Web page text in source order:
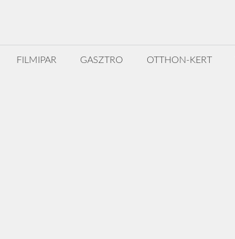
FILMIPAR GASZTRO OTTHON-KERT